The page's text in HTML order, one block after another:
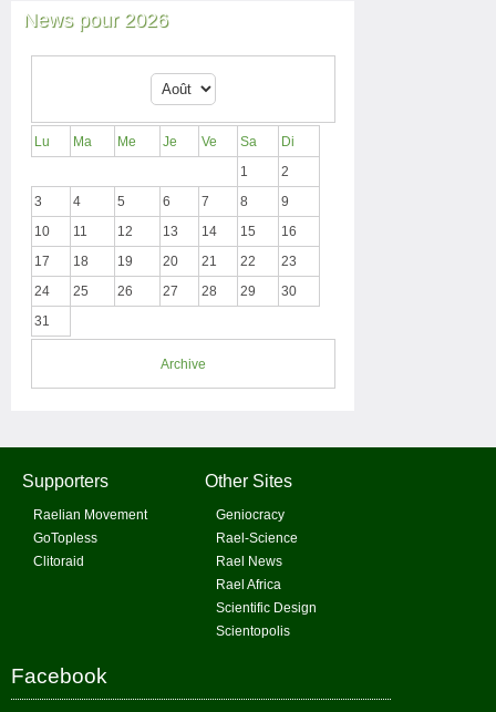
News pour 2026
Lu Ma Me Je Ve Sa
Di
1
2
3
4 5 6 7 8
9
10
11 12 13 14 15
16
17
18 19 20 21 22
23
24
25 26 27 28 29
30
31
Archive
Supporters
Raelian Movement
GoTopless
Clitoraid
Other Sites
Geniocracy
Rael-Science
Rael News
Rael Africa
Scientific Design
Scientopolis
Facebook